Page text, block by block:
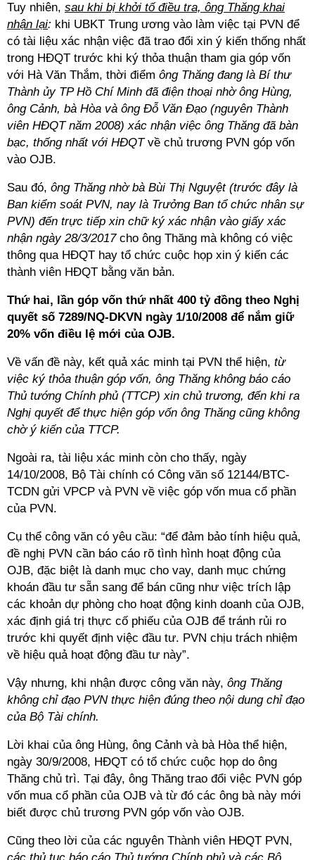
Tuy nhiên, sau khi bị khởi tố điều tra, ông Thăng khai
nhận lại: khi UBKT Trung ương vào làm việc tại PVN để
có tài liệu xác nhận việc đã trao đổi xin ý kiến thống nhất
trong HĐQT trước khi ký thỏa thuận tham gia góp vốn
với Hà Văn Thắm, thời điểm ông Thăng đang là Bí thư
Thành ủy TP Hồ Chí Minh đã điện thoại nhờ ông Hùng,
ông Cảnh, bà Hòa và ông Đỗ Văn Đạo (nguyên Thành
viên HĐQT năm 2008) xác nhận việc ông Thăng đã bàn
bạc, thống nhất với HĐQTvề chủ trương PVN góp vốn
vào OJB.
Sau đó, ông Thăng nhờ bà Bùi Thị Nguyệt (trước đây là
Ban kiểm soát PVN, nay là Trưởng Ban tổ chức nhân sự
PVN) đến trực tiếp xin chữ ký xác nhận vào giấy xác
nhận ngày 28/3/2017cho ông Thăng mà không có việc
thông qua HĐQT hay tổ chức cuộc họp xin ý kiến các
thành viên HĐQT bằng văn bản.
Thứ hai, lần góp vốn thứ nhất 400 tỷ đồng theo Nghị
quyết số 7289/NQ-DKVN ngày 1/10/2008 để nắm giữ
20% vốn điều lệ mới của OJB.
Về vấn đề này, kết quả xác minh tại PVN thể hiện, từ
việc ký thỏa thuận góp vốn, ông Thăng không báo cáo
Thủ tướng Chính phủ (TTCP) xin chủ trương, đến khi ra
Nghị quyết để thực hiện góp vốn ông Thăng cũng không
chờ ý kiến của TTCP.
Ngoài ra, tài liệu xác minh còn cho thấy, ngày
14/10/2008, Bộ Tài chính có Công văn số 12144/BTC-
TCDN gửi VPCP và PVN về việc góp vốn mua cổ phần
của PVN.
Cụ thể công văn có yêu cầu: “để đảm bảo tính hiệu quả,
đề nghị PVN cần báo cáo rõ tình hình hoạt động của
OJB, đặc biệt là danh mục cho vay, danh mục chứng
khoán đầu tư sẵn sang để bán cũng như việc trích lập
các khoản dự phòng cho hoạt động kinh doanh của OJB,
xác định giá trị thực cố phiếu của OJB để tránh rủi ro
trước khi quyết định việc đầu tư. PVN chịu trách nhiệm
về hiệu quả hoạt động đầu tư này”.
Vậy nhưng, khi nhận được công văn này, ông Thăng
không chỉ đạo PVN thực hiện đúng theo nội dung chỉ đạo
của Bộ Tài chính.
Lời khai của ông Hùng, ông Cảnh và bà Hòa thể hiện,
ngày 30/9/2008, HĐQT có tổ chức cuộc họp do ông
Thăng chủ trì. Tại đây, ông Thăng trao đổi việc PVN góp
vốn mua cổ phần của OJB và từ đó các ông bà này mới
biết được chủ trương PVN góp vốn vào OJB.
Cũng theo lời của các nguyên Thành viên HĐQT PVN,